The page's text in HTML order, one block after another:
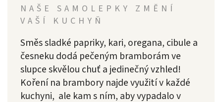
NAŠE SAMOLEPKY ZMĚNÍ
VAŠÍ KUCHYŇ
Směs sladké papriky, kari, oregana, cibule a
česneku dodá pečeným bramborám ve
slupce skvělou chuť a jedinečný vzhled!
Koření na brambory najde využití v každé
kuchyni, ale kam s ním, aby vypadalo v